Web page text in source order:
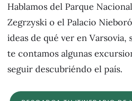
Hablamos del Parque
Zegrzyski o el Palacio
ideas de qué ver en Varsovia,
te contamos algunas
seguir descubriéndo el país.